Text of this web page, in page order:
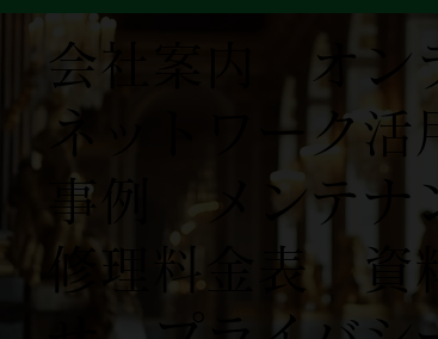
会社案内 オン
ネットワーク活
事例
​ メンテナ
修理料金表
資